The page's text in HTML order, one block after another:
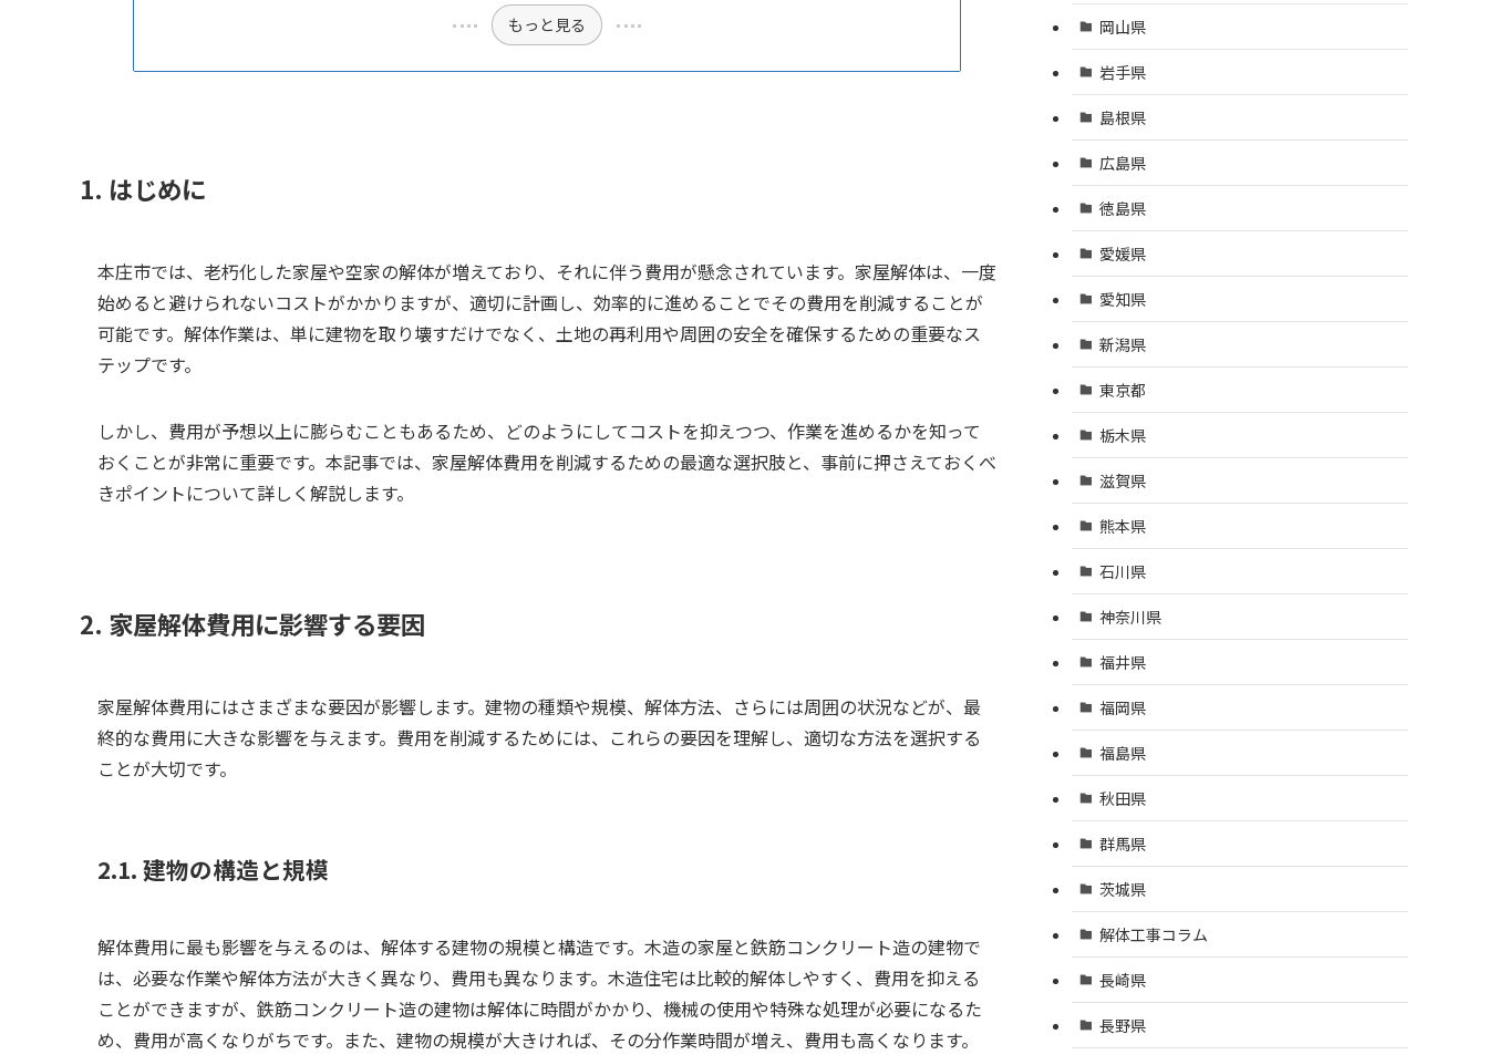
もっと見る
1. はじめに
本庄市では、老朽化した家屋や空家の解体が増えており、それに伴う費用が懸念されています。家屋解体は、一度
始めると避けられないコストがかかりますが、適切に計画し、効率的に進めることでその費用を削減することが
可能です。解体作業は、単に建物を取り壊すだけでなく、土地の再利用や周囲の安全を確保するための重要なス
テップです。
しかし、費用が予想以上に膨らむこともあるため、どのようにしてコストを抑えつつ、作業を進めるかを知って
おくことが非常に重要です。本記事では、家屋解体費用を削減するための最適な選択肢と、事前に押さえておくべ
きポイントについて詳しく解説します。
2. 家屋解体費用に影響する要因
家屋解体費用にはさまざまな要因が影響します。建物の種類や規模、解体方法、さらには周囲の状況などが、最
終的な費用に大きな影響を与えます。費用を削減するためには、これらの要因を理解し、適切な方法を選択する
ことが大切です。
2.1. 建物の構造と規模
解体費用に最も影響を与えるのは、解体する建物の規模と構造です。木造の家屋と鉄筋コンクリート造の建物で
は、必要な作業や解体方法が大きく異なり、費用も異なります。木造住宅は比較的解体しやすく、費用を抑える
ことができますが、鉄筋コンクリート造の建物は解体に時間がかかり、機械の使用や特殊な処理が必要になるた
め、費用が高くなりがちです。また、建物の規模が大きければ、その分作業時間が増え、費用も高くなります。
岡山県
岩手県
島根県
広島県
徳島県
愛媛県
愛知県
新潟県
東京都
栃木県
滋賀県
熊本県
石川県
神奈川県
福井県
福岡県
福島県
秋田県
群馬県
茨城県
解体工事コラム
長崎県
長野県